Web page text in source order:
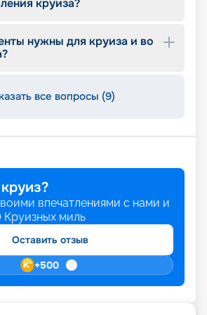
в последний день круиза
его за 90 минут до нового
также предоставляет
площадью почти 2000
этой зеленой лужайке
могут играть в крокет или в
чтением книги, просто
босиком по свежей траве.
обновляется каждый год, что
ухоженность и красоту.
на сайте
круиза?
нужны для круиза и во
все вопросы (9)
впечатлениями с нами и
Круизных миль
Оставить отзыв
+500